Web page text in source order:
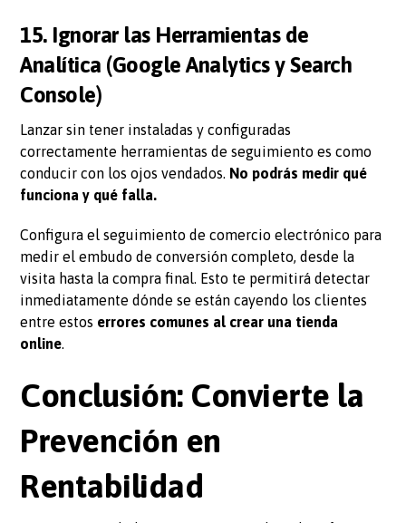
15. Ignorar las Herramientas de
Analítica (Google Analytics y Search
Console)
Lanzar sin tener instaladas y configuradas
correctamente herramientas de seguimiento es como
conducir con los ojos vendados. No podrás medir qué
funciona y qué falla.
Configura el seguimiento de comercio electrónico para
medir el embudo de conversión completo, desde la
visita hasta la compra final. Esto te permitirá detectar
inmediatamente dónde se están cayendo los clientes
entre estos errores comunes al crear una tienda
online
Conclusión: Convierte la
Prevención en
Rentabilidad